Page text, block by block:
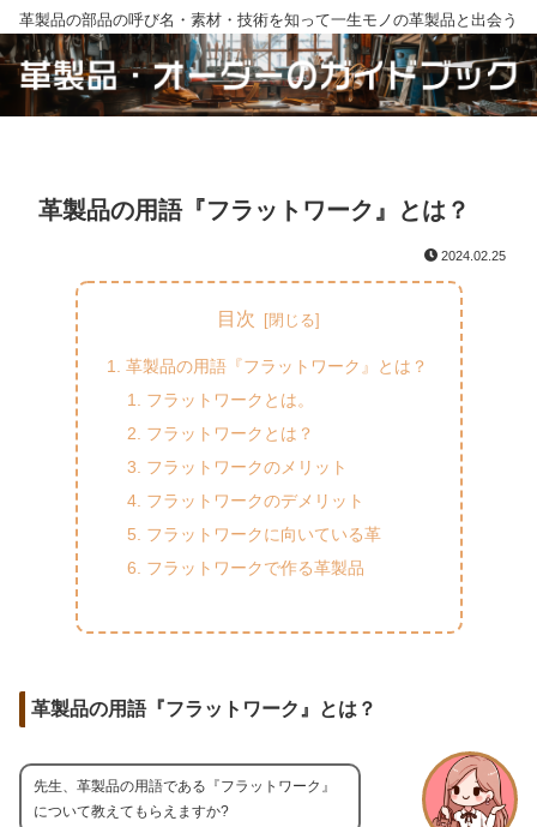
革製品の部品の呼び名・素材・技術を知って一生モノの革製品と出会う
革製品の用語『フラットワーク』とは？
2024.02.25
目次
革製品の用語『フラットワーク』とは？
フラットワークとは。
フラットワークとは？
フラットワークのメリット
フラットワークのデメリット
フラットワークに向いている革
フラットワークで作る革製品
革製品の用語『フラットワーク』とは？
先生、革製品の用語である『フラットワーク』
について教えてもらえますか?